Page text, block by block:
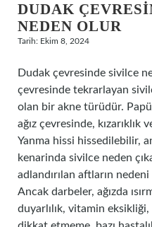
DUDAK
NEDEN OLUR
Tarih: Ekim 8, 2024
Dudak çevresinde sivilce
çevresinde tekrarlayan
olan bir akne türüdür.
ağız çevresinde,
Yanma hissi hissedilebilir,
kenarinda sivilce neden
adlandırılan aftların
Ancak darbeler, ağızda
duyarlılık, vitamin eksikliği,